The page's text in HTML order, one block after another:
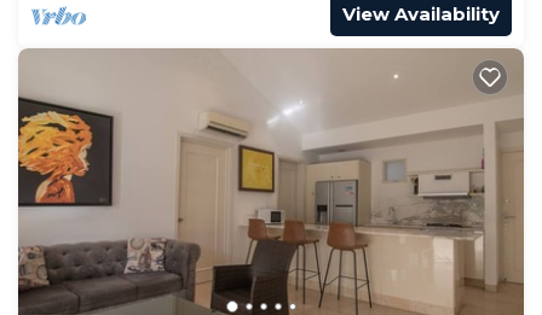
View Availability